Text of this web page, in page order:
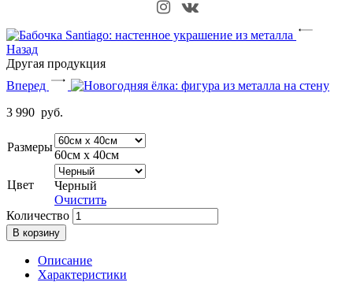
Назад
Другая продукция
Вперед
3 990 руб.
Размеры
60см х 40см
Цвет
Черный
Очистить
Количество
В корзину
Описание
Характеристики